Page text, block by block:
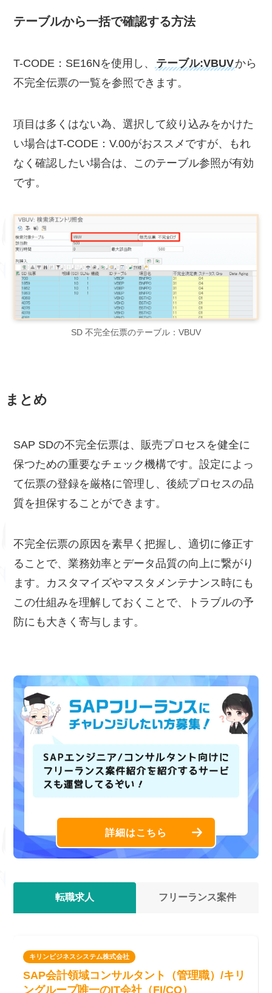
テーブルから一括で確認する方法
T-CODE：SE16Nを使用し、 テーブル:VBUVから
不完全伝票の一覧を参照できます。
項目は多くはない為、選択して絞り込みをかけた
い場合はT-CODE：V.00がおススメですが、もれ
なく確認したい場合は、このテーブル参照が有効
です。
SD 不完全伝票のテーブル：VBUV
まとめ
SAP SDの不完全伝票は、販売プロセスを健全に
保つための重要なチェック機構です。設定によっ
て伝票の登録を厳格に管理し、後続プロセスの品
質を担保することができます。
不完全伝票の原因を素早く把握し、適切に修正す
ることで、業務効率とデータ品質の向上に繋がり
ます。カスタマイズやマスタメンテナンス時にも
この仕組みを理解しておくことで、トラブルの予
防にも大きく寄与します。
詳細はこちら
転職求人 フリーランス案件
キリンビジネスシステム株式会社
SAP会計領域コンサルタント（管理職）/キリ
ングループ唯一のIT会社（FI/CO）